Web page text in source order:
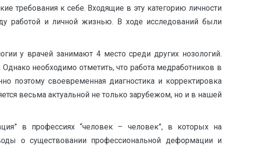
требования к себе. Входящие в эту категорию личности
работой и личной жизнью. В ходе исследований были
у врачей занимают 4 место среди других нозологий.
необходимо отметить, что работа медработников в
своевременная диагностика и корректировка
весьма актуальной не только зарубежом, но и в нашей
в профессиях “человек – человек”, в которых на
о существовании профессиональной деформации и